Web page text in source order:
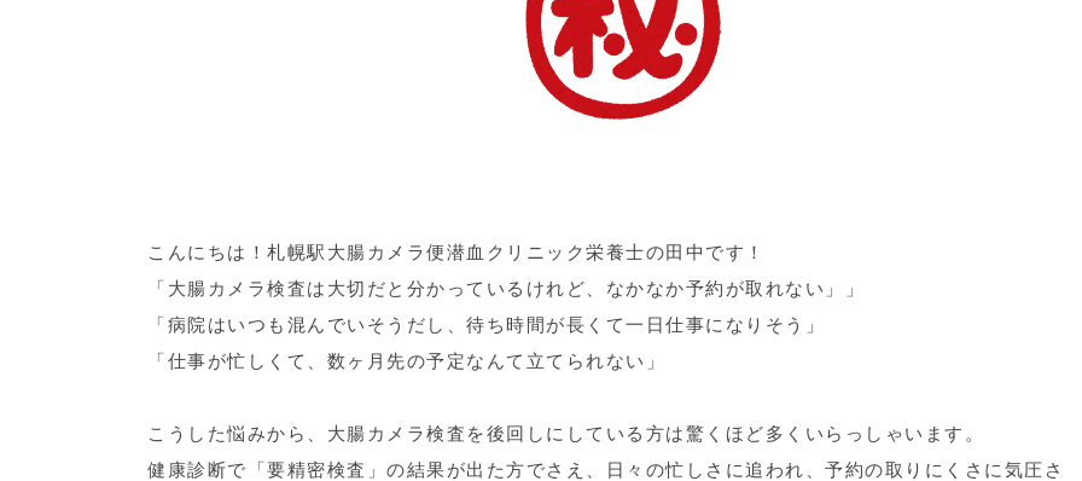
こんにちは！札幌駅大腸カメラ便潜血クリニック栄養士の田中です！
「大腸カメラ検査は大切だと分かっているけれど、なかなか予約が取れない」」
「病院はいつも混んでいそうだし、待ち時間が長くて一日仕事になりそう」
「仕事が忙しくて、数ヶ月先の予定なんて立てられない」
こうした悩みから、大腸カメラ検査を後回しにしている方は驚くほど多くいらっしゃいます。
健康診断で「要精密検査」の結果が出た方でさえ、日々の忙しさに追われ、予約の取りにくさに気圧さ